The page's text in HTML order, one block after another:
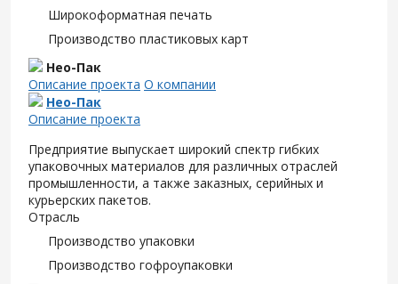
Широкоформатная печать
Производство пластиковых карт
Нео-Пак
Описание проекта О компании
Нео-Пак
Описание проекта
Предприятие выпускает широкий спектр гибких
упаковочных материалов для различных отраслей
промышленности, а также заказных, серийных и
курьерских пакетов.
Отрасль
Производство упаковки
Производство гофроупаковки